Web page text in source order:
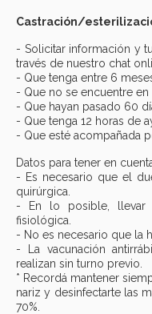
Castración/
- Solicitar información y
través de nuestro chat
- Que tenga entre 6
- Que no se encuentre en
- Que hayan pasado 60
- Que tenga 12 horas de
- Que esté acompañada
Datos para tener en
- Es necesario que el
quirúrgica.
- En lo posible, llevar
fisiológica.
- No es necesario que la
- La vacunación
realizan sin turno previo.
* Recordá mantener
nariz y desinfectarte las
70%.